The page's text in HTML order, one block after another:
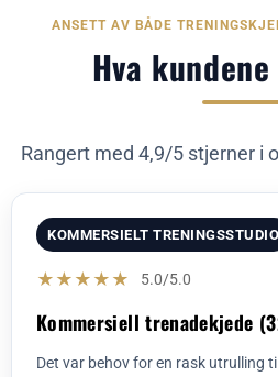
ANSETT AV BÅDE
Hva
Rangert med 4,9/5 stjerner i
KOMMERSIELT TRENINGSSTUDIO
★★★★★ 5.0/5.0
Kommersiell trenadekjede
Det var behov for en rask utrulling